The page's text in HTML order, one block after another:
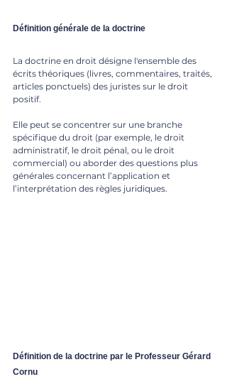
Définition générale de la doctrine
La doctrine en droit désigne l'ensemble des
écrits théoriques (livres, commentaires, traités,
articles ponctuels) des juristes sur le droit
positif.
Elle peut se concentrer sur une branche
spécifique du droit (par exemple, le droit
administratif, le droit pénal, ou le droit
commercial) ou aborder des questions plus
générales concernant l’application et
l’interprétation des règles juridiques.
Définition de la doctrine par le Professeur Gérard
Cornu